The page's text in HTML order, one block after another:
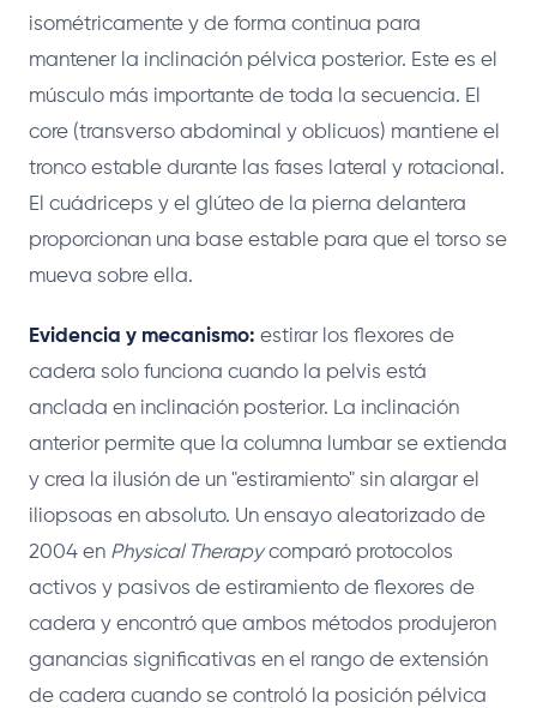
isométricamente y de forma continua para
mantener la inclinación pélvica posterior. Este es el
músculo más importante de toda la secuencia. El
core (transverso abdominal y oblicuos) mantiene el
tronco estable durante las fases lateral y rotacional.
El cuádriceps y el glúteo de la pierna delantera
proporcionan una base estable para que el torso se
mueva sobre ella.
Evidencia y mecanismo: estirar los flexores de
cadera solo funciona cuando la pelvis está
anclada en inclinación posterior. La inclinación
anterior permite que la columna lumbar se extienda
y crea la ilusión de un "estiramiento" sin alargar el
iliopsoas en absoluto. Un ensayo aleatorizado de
2004 en Physical Therapycomparó protocolos
activos y pasivos de estiramiento de flexores de
cadera y encontró que ambos métodos produjeron
ganancias significativas en el rango de extensión
de cadera cuando se controló la posición pélvica